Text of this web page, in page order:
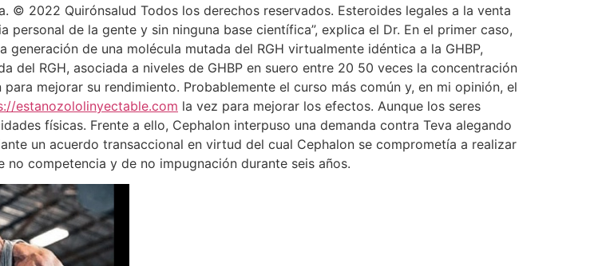
2022 Quirónsalud Todos los derechos reservados. Esteroides legales a la venta
de la gente y sin ninguna base científica”, explica el Dr. En el primer caso,
de una molécula mutada del RGH virtualmente idéntica a la GHBP,
del RGH, asociada a niveles de GHBP en suero entre 20 50 veces la concentración
mejorar su rendimiento. Probablemente el curso más común y, en mi opinión, el
estanozololinyectable.com la vez para mejorar los efectos. Aunque los seres
físicas. Frente a ello, Cephalon interpuso una demanda contra Teva alegando
un acuerdo transaccional en virtud del cual Cephalon se comprometía a realizar
competencia y de no impugnación durante seis años.